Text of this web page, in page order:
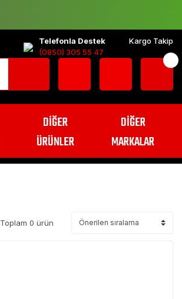
Telefonla Destek
(0850) 305 55 47
Kargo Takip
DİĞER
ÜRÜNLER
DİĞER
MARKALAR
Toplam 0 ürün